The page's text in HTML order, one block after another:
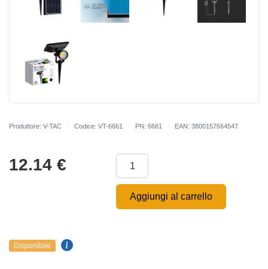
Produttore: V-TAC Codice: VT-6661 PN: 6661 EAN: 3800157664547
12.14 €
Aggiungi al carrello
Disponibile